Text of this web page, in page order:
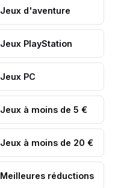
Jeux d'aventure
Jeux PlayStation
Jeux PC
Jeux à moins de 5 €
Jeux à moins de 20 €
Meilleures réductions